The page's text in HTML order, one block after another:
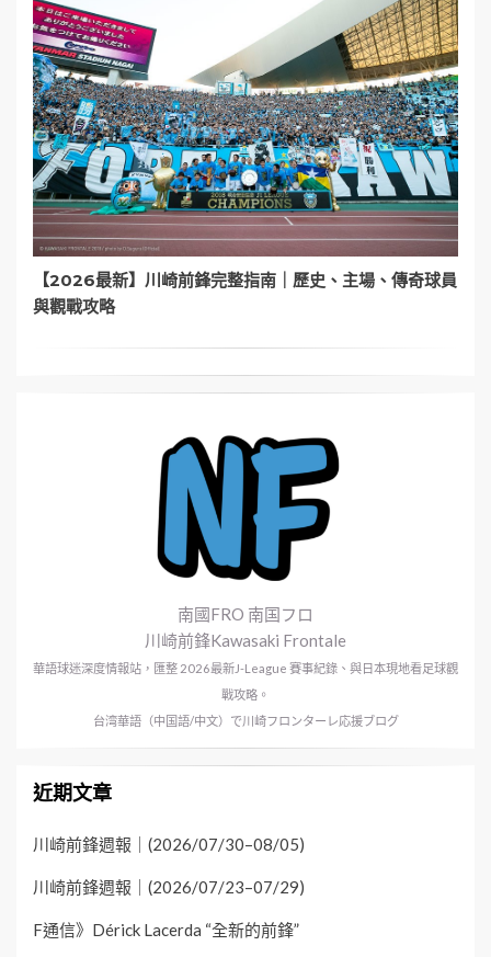
【2026最新】川崎前鋒完整指南｜歷史、主場、傳奇球員
與觀戰攻略
南國FRO 南国フロ
川崎前鋒Kawasaki Frontale
華語球迷深度情報站，匯整 2026最新J-League 賽事紀錄、與日本現地看足球觀
戰攻略。
台湾華語（中国語/中文）で川崎フロンターレ応援ブログ
近期文章
川崎前鋒週報｜(2026/07/30–08/05)
川崎前鋒週報｜(2026/07/23–07/29)
F通信》Dérick Lacerda “全新的前鋒”